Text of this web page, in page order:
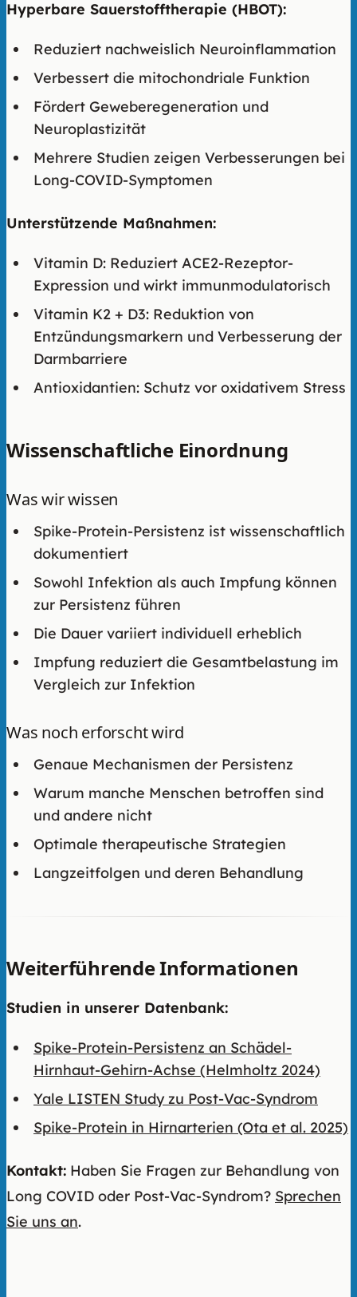
Hyperbare Sauerstofftherapie (HBOT):
Reduziert nachweislich Neuroinflammation
Verbessert die mitochondriale Funktion
Fördert Geweberegeneration und
Neuroplastizität
Mehrere Studien zeigen Verbesserungen bei
Long-COVID-Symptomen
Unterstützende Maßnahmen:
Vitamin D: Reduziert ACE2-Rezeptor-
Expression und wirkt immunmodulatorisch
Vitamin K2 + D3: Reduktion von
Entzündungsmarkern und Verbesserung der
Darmbarriere
Antioxidantien: Schutz vor oxidativem Stress
Wissenschaftliche Einordnung
Was wir wissen
Spike-Protein-Persistenz ist wissenschaftlich
dokumentiert
Sowohl Infektion als auch Impfung können
zur Persistenz führen
Die Dauer variiert individuell erheblich
Impfung reduziert die Gesamtbelastung im
Vergleich zur Infektion
Was noch erforscht wird
Genaue Mechanismen der Persistenz
Warum manche Menschen betroffen sind
und andere nicht
Optimale therapeutische Strategien
Langzeitfolgen und deren Behandlung
Weiterführende Informationen
Studien in unserer Datenbank:
Spike-Protein-Persistenz an Schädel-
Hirnhaut-Gehirn-Achse (Helmholtz 2024)
Yale LISTEN Study zu Post-Vac-Syndrom
Spike-Protein in Hirnarterien (Ota et al. 2025)
Kontakt: Haben Sie Fragen zur Behandlung von
Long COVID oder Post-Vac-Syndrom? Sprechen
Sie uns an.